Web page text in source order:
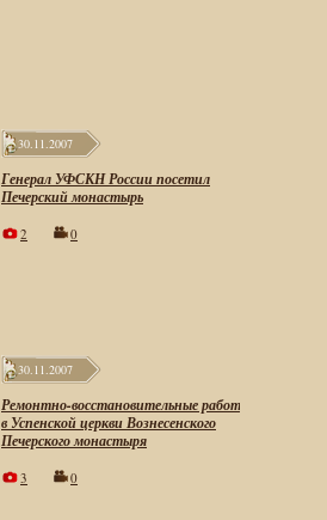
30.11.2007
Генерал УФСКН России посетил
Печерский монастырь
2 0
30.11.2007
Ремонтно-восстановительные работы
в Успенской церкви Вознесенского
Печерского монастыря
3 0